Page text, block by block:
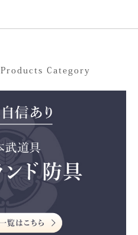
Products Category